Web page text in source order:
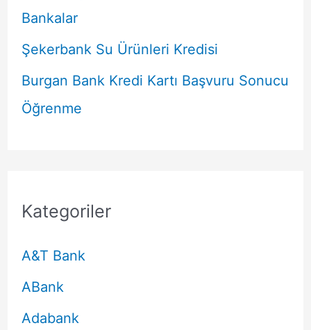
Bankalar
Şekerbank Su Ürünleri Kredisi
Burgan Bank Kredi Kartı Başvuru Sonucu
Öğrenme
Kategoriler
A&T Bank
ABank
Adabank